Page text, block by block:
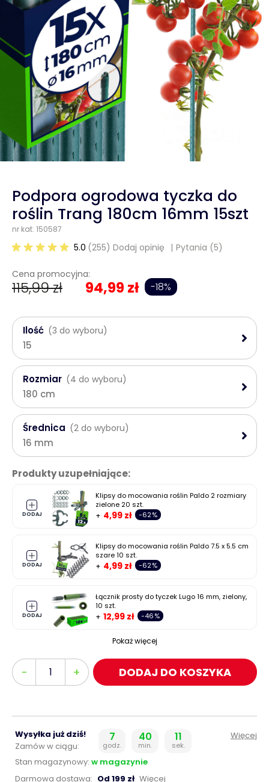
Podpora ogrodowa tyczka do
roślin Trang 180cm 16mm 15szt
nr kat: 150587
5.0 (255) Dodaj opinię Pytania (5)
Cena promocyjna:
115,99 zł 94,99 zł -18%
Ilość (3 do wyboru)
15
Rozmiar (4 do wyboru)
180 cm
Średnica (2 do wyboru)
16 mm
Produkty uzupełniające:
DODAJ
Klipsy do mocowania roślin Paldo 2 rozmiary
zielone 20 szt.
4,99 zł -62%
DODAJ
Klipsy do mocowania roślin Paldo 7.5 x 5.5 cm
szare 10 szt.
4,99 zł -62%
DODAJ
Łącznik prosty do tyczek Lugo 16 mm, zielony,
10 szt.
12,99 zł -46%
Pokaż więcej
-
Ilość + DODAJ DO KOSZYKA
Wysyłka już dziś!
Zamów w ciągu:
7
godz.
40
min.
9
sek.
Więcej
Stan magazynowy: w magazynie
Darmowa dostawa: Od 199 zł Więcej